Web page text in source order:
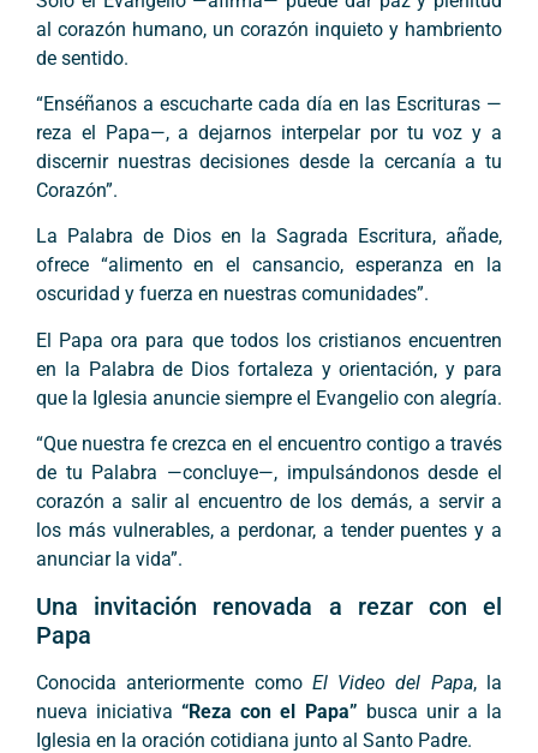
al corazón humano, un corazón inquieto y hambriento
de sentido.
“Enséñanos a escucharte cada día en las Escrituras —
reza el Papa—, a dejarnos interpelar por tu voz y a
discernir nuestras decisiones desde la cercanía a tu
Corazón”.
La Palabra de Dios en la Sagrada Escritura, añade,
ofrece “alimento en el cansancio, esperanza en la
oscuridad y fuerza en nuestras comunidades”.
El Papa ora para que todos los cristianos encuentren
en la Palabra de Dios fortaleza y orientación, y para
que la Iglesia anuncie siempre el Evangelio con alegría.
“Que nuestra fe crezca en el encuentro contigo a través
de tu Palabra —concluye—, impulsándonos desde el
corazón a salir al encuentro de los demás, a servir a
los más vulnerables, a perdonar, a tender puentes y a
anunciar la vida”.
Una invitación renovada a rezar con el
Papa
Conocida anteriormente como El Video del Papa, la
nueva iniciativa“Reza con el Papa” busca unir a la
Iglesia en la oración cotidiana junto al Santo Padre.